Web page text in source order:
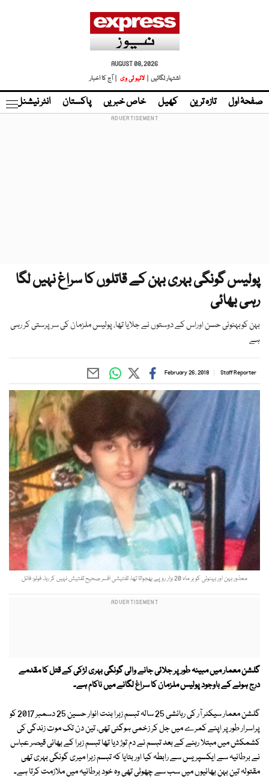
AUGUST 08, 2026
اشتہار لگائیں |
لائیو ٹی وی | آج کا اخبار
صفحۂ اول تازہ ترین کھیل خاص خبریں پاکستان انٹر نیشنل
پولیس گونگی بہری بہن کے قاتلوں کا سراغ نہیں لگا
رہی بھائی
بہن کوبہنوئی حسن اوراس کے دوستوں نے جلایا تھا، پولیس ملزمان کی سرپرستی کر رہی
ہے
Staff Reporter
February 26, 2018
معذور بہن اور بہنوئی کو ہر ماہ 20 ہزار روپے بھجواتا تھا، تفتیشی افسر صحیح تفتیش نہیں کر رہا۔ فوٹو: فائل
گلشن معمار میں مبینہ طور پر جلائی جانے والی گونگی بہری لڑکی کے قتل کا مقدمے
درج ہونے کے باوجود پولیس ملزمان کا سراغ لگانے میں ناکام ہے۔
گلشن معمار سیکٹر آر کی رہائشی 25 سالہ تبسم زہرا بنت انوار حسین 25 دسمبر 2017 کو
پراسرار طور پر اپنے کمرے میں جل کر زخمی ہوگئی تھی، تین دن تک موت زندگی کی
کشمکش میں مبتلا رہنے کے بعد تبسم نے دم توڑ دیا تھا تبسم زہرا کے بھائی قیصر عباس
نے برطانیہ سے ایکسپریس سے رابطہ کیا اور بتایا کہ تبسم زہرا میری گونگی بہری تھی
مقتولہ تین بہن بھائیوں میں سب سے چھوٹی تھی وہ خود برطانیہ میں ملازمت کرتا ہے۔